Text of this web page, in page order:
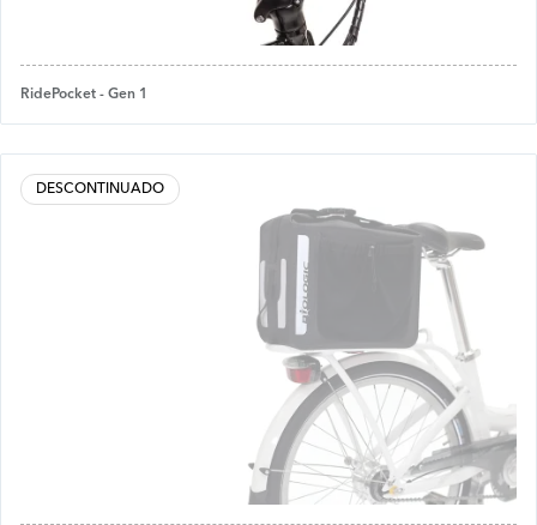
RidePocket - Gen 1
DESCONTINUADO